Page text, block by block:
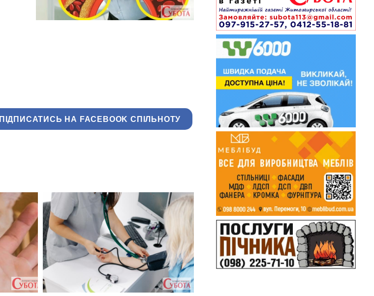
ПІДПИСАТИСЬ НА FACEBOOK СПІЛЬНОТУ